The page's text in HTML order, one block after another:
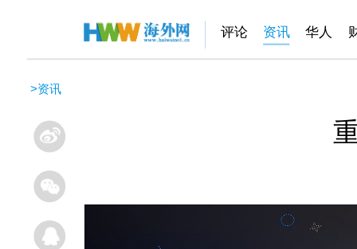
评论 资讯 华人
>资讯